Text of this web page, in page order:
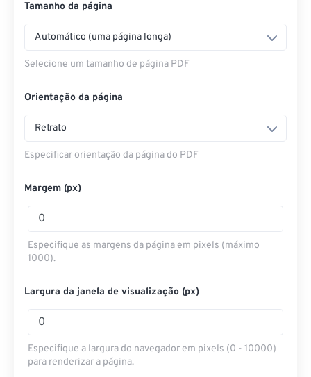
Da URL
Tamanho da página
Automático (uma página longa)
Selecione um tamanho de página PDF
Orientação da página
Retrato
Especificar orientação da página do PDF
Margem (px)
Especifique as margens da página em pixels (máximo
1000).
Largura da janela de visualização (px)
Especifique a largura do navegador em pixels (0 - 10000)
para renderizar a página.